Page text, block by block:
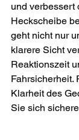
und verbessert
Heckscheibe
geht nicht nur
klarere Sicht
Reaktionszeit
Fahrsicherheit.
Klarheit des
Sie sich